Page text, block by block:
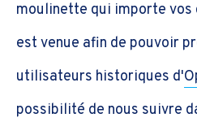
moulinette qui importe vos
est venue afin de pouvoir
utilisateurs historiques d'
possibilité de nous suivre